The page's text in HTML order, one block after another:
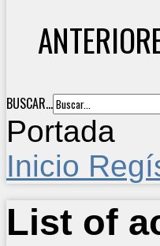
BUSCAR...
Portada
Inicio
List of